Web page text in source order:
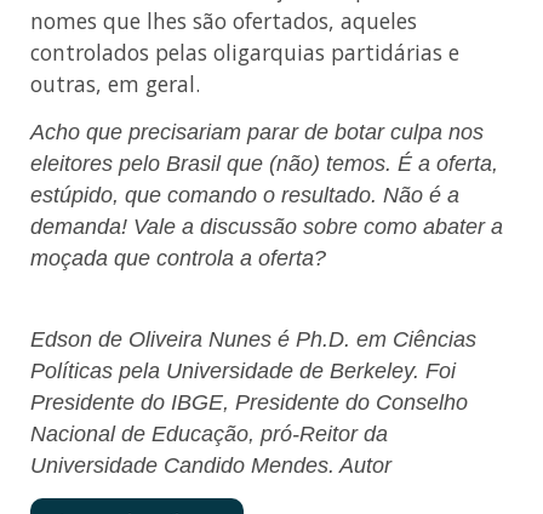
nomes que lhes são ofertados, aqueles
controlados pelas oligarquias partidárias e
outras, em geral.
Acho que precisariam parar de botar culpa nos
eleitores pelo Brasil que (não) temos. É a oferta,
estúpido, que comando o resultado. Não é a
demanda! Vale a discussão sobre como abater a
moçada que controla a oferta?
Edson de Oliveira Nunes é Ph.D. em Ciências
Políticas pela Universidade de Berkeley. Foi
Presidente do IBGE, Presidente do Conselho
Nacional de Educação, pró-Reitor da
Universidade Candido Mendes. Autor